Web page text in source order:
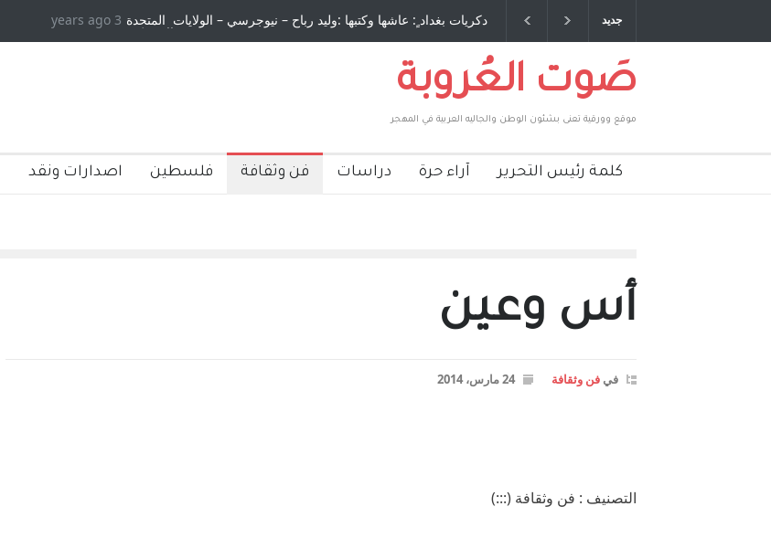
جديد دكريات بغداد ٍ: عاشها وكتبها :وليد رباح – نيوجرسي – الولايات المتحدة
الامريكية
طاحنة كتب وترافع فيها بنفسه مرة اخرى.. الشيخ
صاغرون،
3 years ago
صَوت العُروبة
موقع وورقية تعنى بشئون الوطن والجاليه العربية في المهجر
كلمة رئيس التحرير آراء حرة دراسات فن وثقافة فلسطين اصدارات ونقد
أس وعين
في فن وثقافة 24 مارس، 2014
التصنيف : فن وثقافة (:::)